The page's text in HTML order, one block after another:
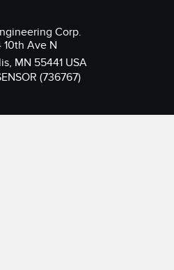
Corp.
10th Ave N
MN 55441 USA
(736767)